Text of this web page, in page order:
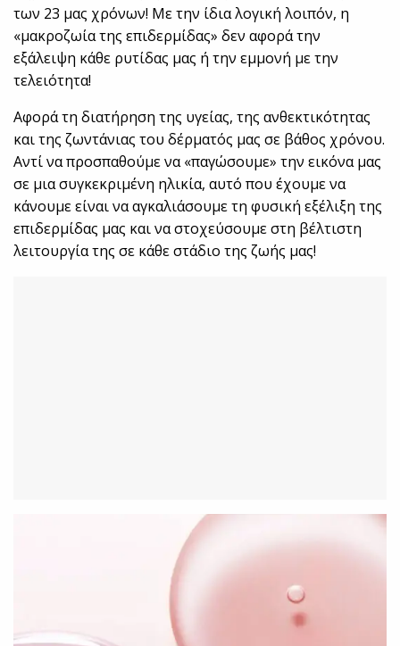
των 23 μας χρόνων! Με την ίδια λογική λοιπόν, η
«μακροζωία της επιδερμίδας» δεν αφορά την
εξάλειψη κάθε ρυτίδας μας ή την εμμονή με την
τελειότητα!
Αφορά τη διατήρηση της υγείας, της ανθεκτικότητας
και της ζωντάνιας του δέρματός μας σε βάθος χρόνου.
Αντί να προσπαθούμε να «παγώσουμε» την εικόνα μας
σε μια συγκεκριμένη ηλικία, αυτό που έχουμε να
κάνουμε είναι να αγκαλιάσουμε τη φυσική εξέλιξη της
επιδερμίδας μας και να στοχεύσουμε στη βέλτιστη
λειτουργία της σε κάθε στάδιο της ζωής μας!